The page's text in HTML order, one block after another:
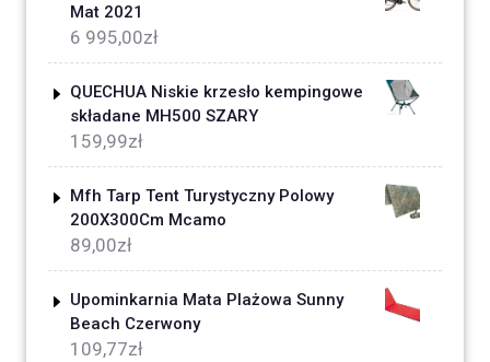
Mat 2021
6 995,00zł
QUECHUA Niskie krzesło kempingowe
składane MH500 SZARY
159,99zł
Mfh Tarp Tent Turystyczny Polowy
200X300Cm Mcamo
89,00zł
Upominkarnia Mata Plażowa Sunny
Beach Czerwony
109,77zł